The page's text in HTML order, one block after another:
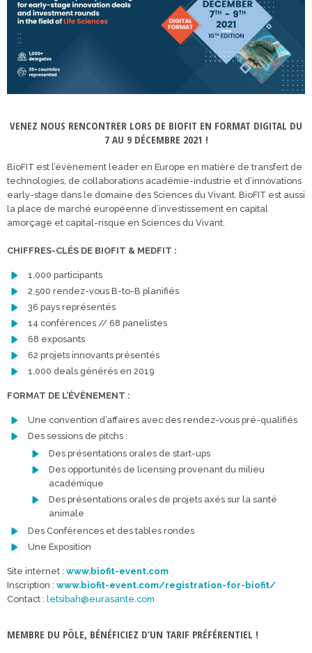
VENEZ NOUS RENCONTRER LORS DE BIOFIT EN FORMAT DIGITAL DU
7 AU 9 DÉCEMBRE 2021 !
BioFIT est l’évènement leader en Europe en matière de transfert de
technologies, de collaborations académie-industrie et d’innovations
early-stage dans le domaine des Sciences du Vivant. BioFIT est aussi
la place de marché européenne d’investissement en capital
amorçage et capital-risque en Sciences du Vivant.
CHIFFRES-CLÉS DE BIOFIT & MEDFIT :
1,000 participants
2,500 rendez-vous B-to-B planifiés
36 pays représentés
14 conférences // 68 panelistes
68 exposants
62 projets innovants présentés
1,000 deals générés en 2019
FORMAT DE L’ÉVÈNEMENT :
Une convention d’affaires avec des rendez-vous pré-qualifiés
Des sessions de pitchs :
Des présentations orales de start-ups
Des opportunités de licensing provenant du milieu
académique
Des présentations orales de projets axés sur la santé
animale
Des Conférences et des tables rondes
Une Exposition
Site internet : www.biofit-event.com
Inscription : www.biofit-event.com/registration-for-biofit/
Contact : letsibah@eurasante.com
MEMBRE DU PÔLE, BÉNÉFICIEZ D’UN TARIF PRÉFÉRENTIEL !